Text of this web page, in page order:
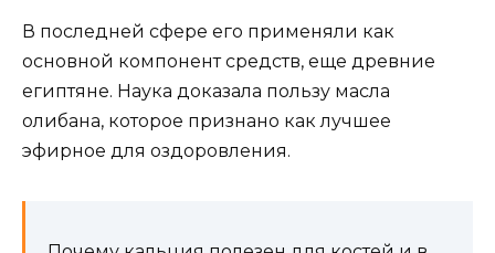
В последней сфере его применяли как
основной компонент средств, еще древние
египтяне. Наука доказала пользу масла
олибана, которое признано как лучшее
эфирное для оздоровления.